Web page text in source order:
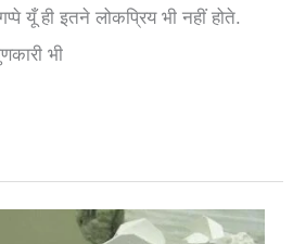
यूँ ही इतने लोकप्रिय भी नहीं होते.
भी